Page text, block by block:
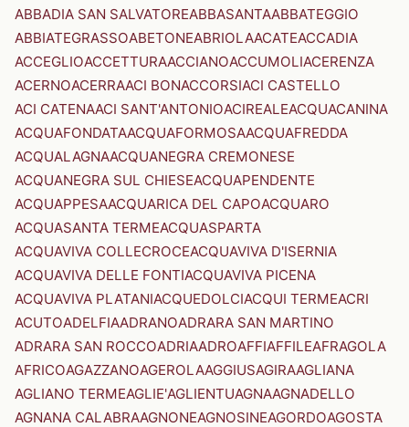
ABBADIA SAN SALVATOREABBASANTAABBATEGGIO
ABBIATEGRASSOABETONEABRIOLAACATEACCADIA
ACCEGLIOACCETTURAACCIANOACCUMOLIACERENZA
ACERNOACERRAACI BONACCORSIACI CASTELLO
ACI CATENAACI SANT'ANTONIOACIREALEACQUACANINA
ACQUAFONDATAACQUAFORMOSAACQUAFREDDA
ACQUALAGNAACQUANEGRA CREMONESE
ACQUANEGRA SUL CHIESEACQUAPENDENTE
ACQUAPPESAACQUARICA DEL CAPOACQUARO
ACQUASANTA TERMEACQUASPARTA
ACQUAVIVA COLLECROCEACQUAVIVA D'ISERNIA
ACQUAVIVA DELLE FONTIACQUAVIVA PICENA
ACQUAVIVA PLATANIACQUEDOLCIACQUI TERMEACRI
ACUTOADELFIAADRANOADRARA SAN MARTINO
ADRARA SAN ROCCOADRIAADROAFFIAFFILEAFRAGOLA
AFRICOAGAZZANOAGEROLAAGGIUSAGIRAAGLIANA
AGLIANO TERMEAGLIE'AGLIENTUAGNAAGNADELLO
AGNANA CALABRAAGNONEAGNOSINEAGORDOAGOSTA